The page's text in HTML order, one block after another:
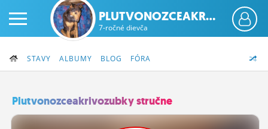
PRIHLÁS SA
PLUTVONOZCEAKR...
7-ročné dievča
STAVY ALBUMY BLOG FÓRA
Plutvonozceakrivozubky stručne